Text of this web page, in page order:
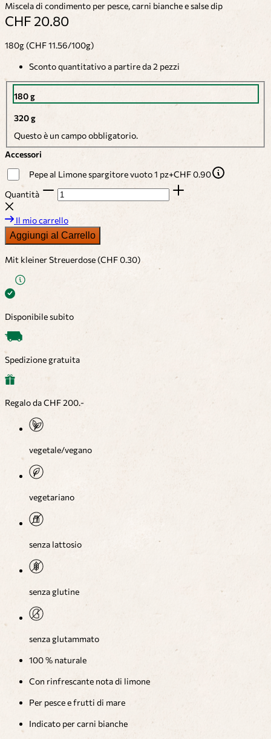
Miscela di condimento per pesce, carni bianche e salse dip
CHF 20.80
180g (CHF 11.56/100g)
Sconto quantitativo a partire da 2 pezzi
180 g
320 g
Questo è un campo obbligatorio.
Accessori
Pepe al Limone spargitore vuoto 1 pz+CHF 0.90
Quantità
Il mio carrello
Aggiungi al Carrello
Mit kleiner Streuerdose (CHF 0.30)
Disponibile subito
Spedizione gratuita
Regalo da CHF 200.-
vegetale/vegano
vegetariano
senza lattosio
senza glutine
senza glutammato
100 % naturale
Con rinfrescante nota di limone
Per pesce e frutti di mare
Indicato per carni bianche